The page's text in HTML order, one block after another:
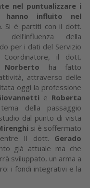
nel puntualizzare i
influito nel
. Si è partiti con il dott.
della
per i dati del Servizio
il dott.
Norberto ha fatto
attraverso delle
oggi la professione
e Roberta
della passaggio
dal punto di vista
si è soffermato
Il dott. Gerado
già attuale ma che
sviluppato, un arma a
i fondi integrativi e la